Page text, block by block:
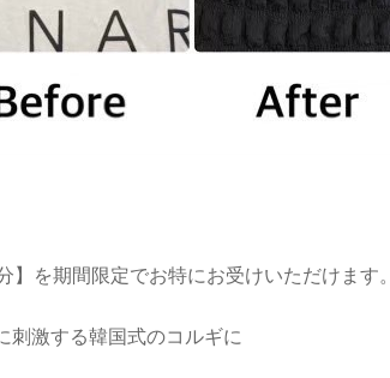
】を期間限定でお特にお受けいただけます。
刺激する韓国式のコルギに